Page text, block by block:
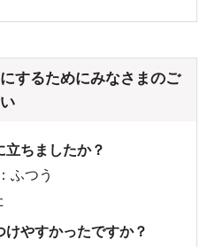
するためにみなさまのご
立ちましたか？
ふつう
けやすかったですか？